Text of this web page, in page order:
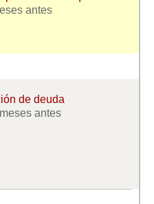
de Propietarios
antes
de deuda
antes